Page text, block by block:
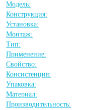
Модель:
Конструкция:
Установка:
Монтаж:
Тип:
Применение:
Свойство:
Консистенция:
Упаковка:
Материал:
Производительность: